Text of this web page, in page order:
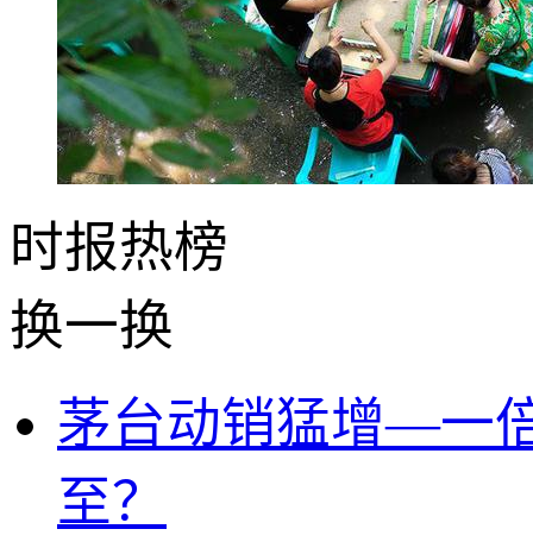
时报热榜
换一换
茅台动销猛增—一
至？